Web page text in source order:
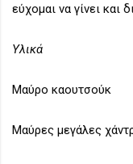
εύχομαι να γίνει και
Υλικά
Μαύρο καουτσούκ
Μαύρες μεγάλες